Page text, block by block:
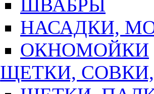
ШВАБРЫ
НАСАДКИ,
ОКНОМОЙКИ
ЩЕТКИ,